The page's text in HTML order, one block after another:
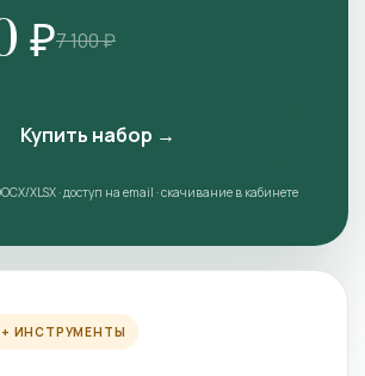
₽7 100 ₽
Купить набор →
XLSX · доступ на email · скачивание в кабинете
ИНСТРУМЕНТЫ